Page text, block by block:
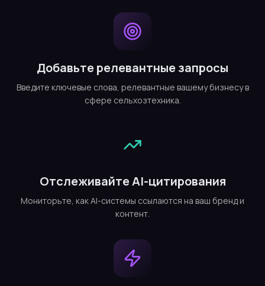
Добавьте релевантные запросы
Введите ключевые слова, релевантные вашему бизнесу в
сфере сельхозтехника.
Отслеживайте AI-цитирования
Мониторьте, как AI-системы ссылаются на ваш бренд и
контент.